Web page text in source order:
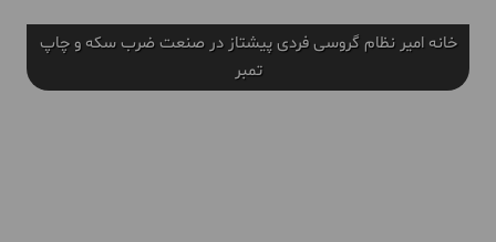
خانه امیر نظام گروسی فردی پیشتاز در صنعت ضرب سکه و چاپ
تمبر